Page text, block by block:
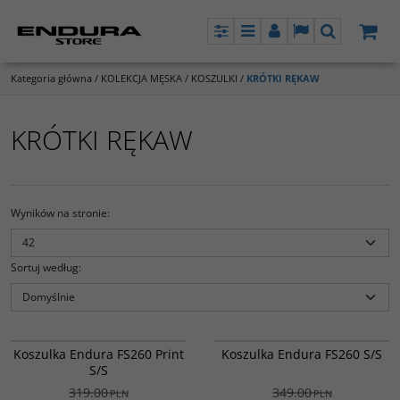
PanelMenuPanel LangSzukaj
Kategoria główna / KOLEKCJA MĘSKA / KOSZULKI / KRÓTKI RĘKAW
KRÓTKI RĘKAW
Wyników na stronie:
Sortuj według:
PROMOCJA
DARMOWA DOSTAWA
dopasowanym kroju w kolekcji
Koszulka Endura FS260 Print
S/S
319.00PLN
PROMOCJA
dopasowanym kroju w kolekcji
Koszulka Endura FS260 S/S
349.00PLN